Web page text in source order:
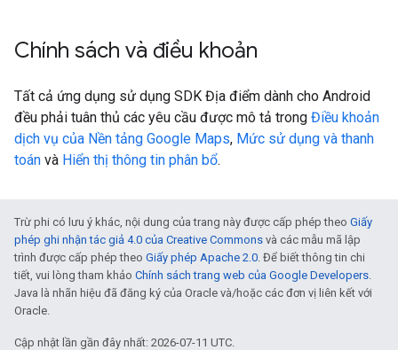
Chính sách và điều khoản
Tất cả ứng dụng sử dụng SDK Địa điểm dành cho Android
đều phải tuân thủ các yêu cầu được mô tả trong Điều khoản
dịch vụ của Nền tảng Google Maps, Mức sử dụng và thanh
toán và Hiển thị thông tin phân bổ.
Trừ phi có lưu ý khác, nội dung của trang này được cấp phép theo Giấy
phép ghi nhận tác giả 4.0 của Creative Commons và các mẫu mã lập
trình được cấp phép theo Giấy phép Apache 2.0. Để biết thông tin chi
tiết, vui lòng tham khảo Chính sách trang web của Google Developers.
Java là nhãn hiệu đã đăng ký của Oracle và/hoặc các đơn vị liên kết với
Oracle.
Cập nhật lần gần đây nhất: 2026-07-11 UTC.